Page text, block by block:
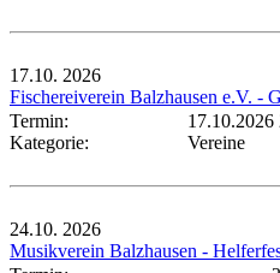
17.10. 2026
Fischereiverein Balzhausen e.V. -
Termin:
Kategorie:
Vereine
24.10. 2026
Musikverein Balzhausen -